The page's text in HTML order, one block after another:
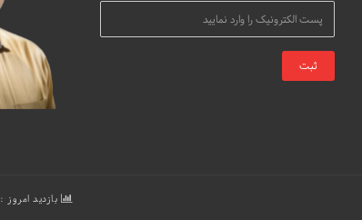
بازدید امروز : 38